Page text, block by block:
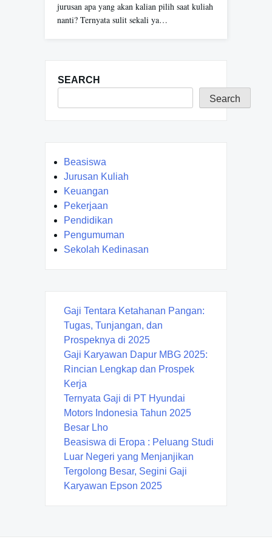
jurusan apa yang akan kalian pilih saat kuliah
nanti? Ternyata sulit sekali ya…
SEARCH
Search
Beasiswa
Jurusan Kuliah
Keuangan
Pekerjaan
Pendidikan
Pengumuman
Sekolah Kedinasan
Gaji Tentara Ketahanan Pangan:
Tugas, Tunjangan, dan
Prospeknya di 2025
Gaji Karyawan Dapur MBG 2025:
Rincian Lengkap dan Prospek
Kerja
Ternyata Gaji di PT Hyundai
Motors Indonesia Tahun 2025
Besar Lho
Beasiswa di Eropa : Peluang Studi
Luar Negeri yang Menjanjikan
Tergolong Besar, Segini Gaji
Karyawan Epson 2025